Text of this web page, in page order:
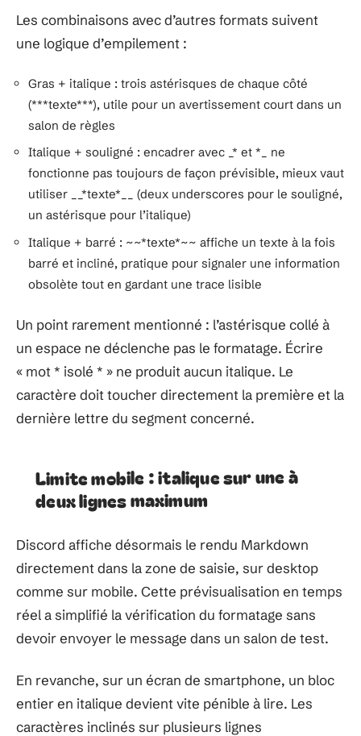
Les combinaisons avec d’autres formats suivent
une logique d’empilement :
Gras + italique : trois astérisques de chaque côté
(***texte***), utile pour un avertissement court dans un
salon de règles
Italique + souligné : encadrer avec _* et *_ ne
fonctionne pas toujours de façon prévisible, mieux vaut
utiliser __*texte*__ (deux underscores pour le souligné,
un astérisque pour l’italique)
Italique + barré : ~~*texte*~~ affiche un texte à la fois
barré et incliné, pratique pour signaler une information
obsolète tout en gardant une trace lisible
Un point rarement mentionné : l’astérisque collé à
un espace ne déclenche pas le formatage. Écrire
« mot * isolé * » ne produit aucun italique. Le
caractère doit toucher directement la première et la
dernière lettre du segment concerné.
Limite mobile : italique sur une à
deux lignes maximum
Discord affiche désormais le rendu Markdown
directement dans la zone de saisie, sur desktop
comme sur mobile. Cette prévisualisation en temps
réel a simplifié la vérification du formatage sans
devoir envoyer le message dans un salon de test.
En revanche, sur un écran de smartphone, un bloc
entier en italique devient vite pénible à lire. Les
caractères inclinés sur plusieurs lignes